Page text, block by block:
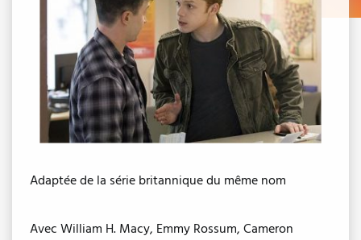
Adaptée de la série britannique du même nom
Avec William H. Macy, Emmy Rossum, Cameron